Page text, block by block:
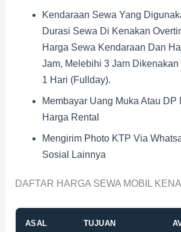
Kendaraan Sewa Yang
Durasi Sewa Di Kenakan
Harga Sewa Kendaraan Dan
Jam, Melebihi 3 Jam
1 Hari (fullday).
Membayar Uang Muka Atau DP
Harga Rental
Mengirim Photo KTP Via
Sosial Lainnya
DAFTAR HARGA SEWA MOBIL
ASAL TUJUAN